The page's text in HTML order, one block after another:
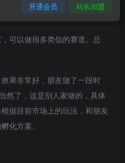
可以做很多类似的赛道。总
果非常好，朋友做了一段时
然了，这是别人家做的，具体
据目前市场上的玩法，和朋友
化方案。
开通会员 站长加盟